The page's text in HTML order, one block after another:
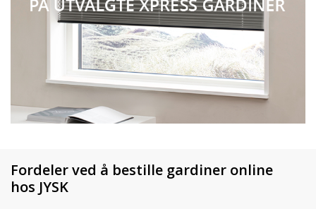
Fordeler ved å bestille gardiner online
hos JYSK